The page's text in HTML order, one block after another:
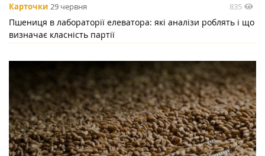
Карточки 29 червня 835
Пшениця в лабораторії елеватора: які аналізи роблять і що
визначає класність партії